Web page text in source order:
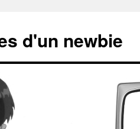
d'un newbie